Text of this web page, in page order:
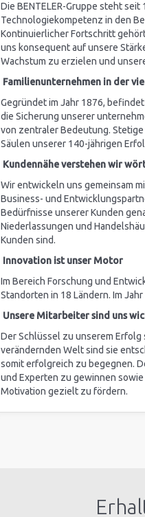
Die BENTELER-Gruppe steht
Technologiekompetenz in den
Kontinuierlicher Fortschritt
uns konsequent auf unsere
Wachstum zu erzielen und
Familienunternehmen in der
Gegründet im Jahr 1876,
die Sicherung unserer
von zentraler Bedeutung.
Säulen unserer 140-jährigen
Kundennähe verstehen wir
Wir entwickeln uns gemeinsam
Business- und
Bedürfnisse unserer Kunden
Niederlassungen und
Kunden sind.
Innovation ist unser Motor
Im Bereich Forschung und
Standorten in 18 Ländern. Im
Unsere Mitarbeiter sind uns
Der Schlüssel zu unserem
verändernden Welt sind sie
somit erfolgreich zu begegnen.
und Experten zu gewinnen
Motivation gezielt zu fördern.